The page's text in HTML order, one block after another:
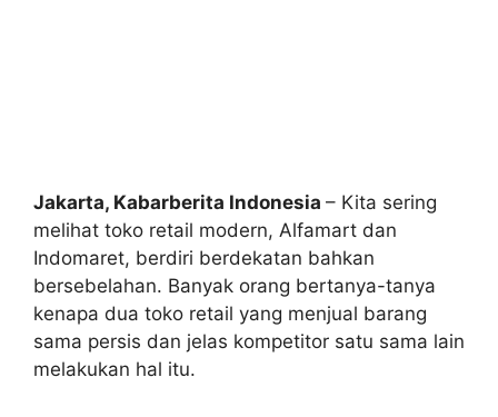
Jakarta, Kabarberita Indonesia – Kita sering
melihat toko retail modern, Alfamart dan
Indomaret, berdiri berdekatan bahkan
bersebelahan. Banyak orang bertanya-tanya
kenapa dua toko retail yang menjual barang
sama persis dan jelas kompetitor satu sama lain
melakukan hal itu.